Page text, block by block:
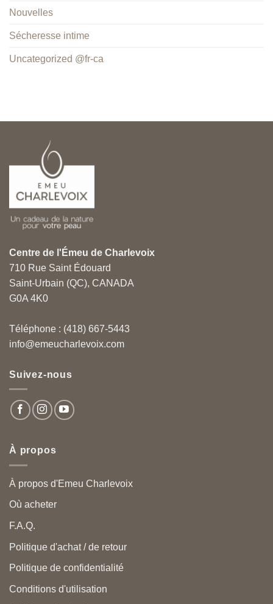
Nouvelles
Sécheresse intime
Uncategorized @fr-ca
Centre de l'Émeu de Charlevoix
710 Rue Saint Édouard
Saint-Urbain (QC), CANADA
G0A 4K0
Téléphone : (418) 667-5443
info@emeucharlevoix.com
Suivez-nous
À propos
À propos d'Emeu Charlevoix
Où acheter
F.A.Q.
Politique d'achat / de retour
Politique de confidentialité
Conditions d'utilisation